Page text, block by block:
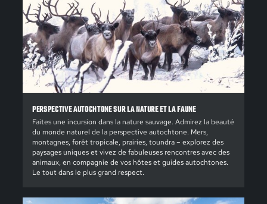
PERSPECTIVE AUTOCHTONE SUR LA NATURE ET LA FAUNE
Faites une incursion dans la nature sauvage. Admirez la beauté
du monde naturel de la perspective autochtone. Mers,
montagnes, forêt tropicale, prairies, toundra – explorez des
paysages uniques et vivez de fabuleuses rencontres avec des
animaux, en compagnie de vos hôtes et guides autochtones.
Le tout dans le plus grand respect.